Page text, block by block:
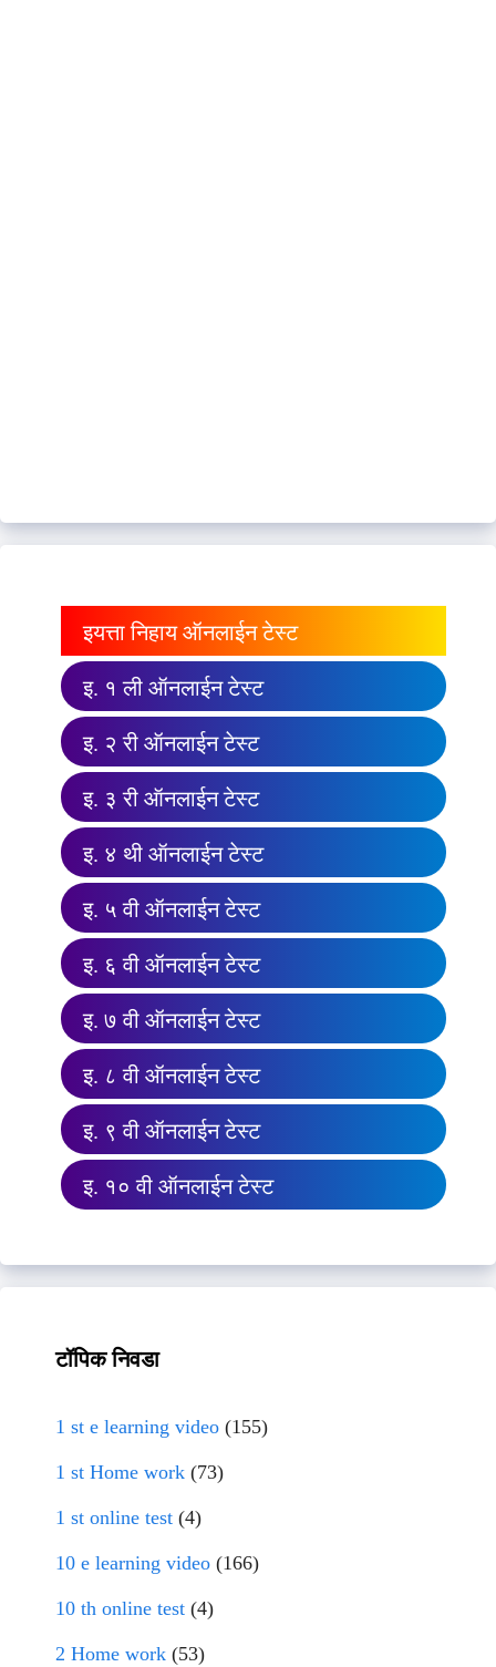
इयत्ता निहाय ऑनलाईन टेस्ट
इ. १ ली ऑनलाईन टेस्ट
इ. २ री ऑनलाईन टेस्ट
इ. ३ री ऑनलाईन टेस्ट
इ. ४ थी ऑनलाईन टेस्ट
इ. ५ वी ऑनलाईन टेस्ट
इ. ६ वी ऑनलाईन टेस्ट
इ. ७ वी ऑनलाईन टेस्ट
इ. ८ वी ऑनलाईन टेस्ट
इ. ९ वी ऑनलाईन टेस्ट
इ. १० वी ऑनलाईन टेस्ट
टॉपिक निवडा
1 st e learning video (155)
1 st Home work (73)
1 st online test (4)
10 e learning video (166)
10 th online test (4)
2 Home work (53)